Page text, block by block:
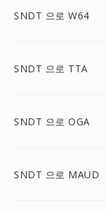
SNDT 으로 W64
SNDT 으로 TTA
SNDT 으로 OGA
SNDT 으로 MAUD